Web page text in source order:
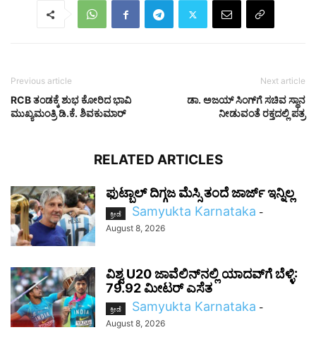
Previous article
RCB ತಂಡಕ್ಕೆ ಶುಭ ಕೋರಿದ ಭಾವಿ
ಮುಖ್ಯಮಂತ್ರಿ ಡಿ.ಕೆ. ಶಿವಕುಮಾರ್
Next article
ಡಾ. ಅಜಯ್ ಸಿಂಗ್‌ಗೆ ಸಚಿವ ಸ್ಥಾನ
ನೀಡುವಂತೆ ರಕ್ತದಲ್ಲಿ ಪತ್ರ
RELATED ARTICLES
ಫುಟ್ಬಾಲ್ ದಿಗ್ಗಜ ಮೆಸ್ಸಿ ತಂದೆ ಜಾರ್ಜ್ ಇನ್ನಿಲ್ಲ
ಕ್ರೀಡೆ Samyukta Karnataka -
August 8, 2026
ವಿಶ್ವ U20 ಜಾವೆಲಿನ್‌ನಲ್ಲಿ ಯಾದವ್‌ಗೆ ಬೆಳ್ಳಿ:
79.92 ಮೀಟರ್ ಎಸೆತ
ಕ್ರೀಡೆ Samyukta Karnataka -
August 8, 2026